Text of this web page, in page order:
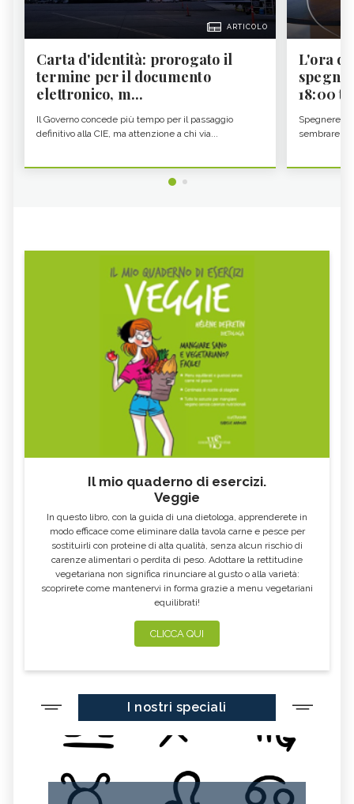
ARTICOLO
Carta d'identità: prorogato il
termine per il documento
elettronico, m...
Il Governo concede più tempo per il passaggio
definitivo alla CIE, ma attenzione a chi via...
L'ora
18:00 ti
Spegnere lo
sembrare
Il mio quaderno di esercizi.
Veggie
In questo libro, con la guida di una dietologa, apprenderete in
modo efficace come eliminare dalla tavola carne e pesce per
sostituirli con proteine di alta qualità, senza alcun rischio di
carenze alimentari o perdita di peso. Adottare la rettitudine
vegetariana non significa rinunciare al gusto o alla varietà:
scoprirete come mantenervi in forma grazie a menu vegetariani
equilibrati!
CLICCA QUI
I nostri speciali